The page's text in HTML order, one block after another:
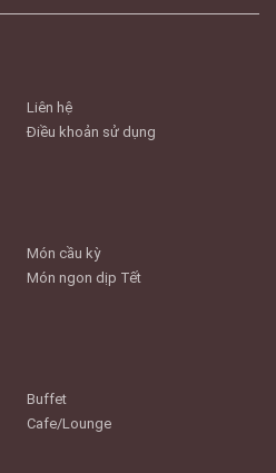
Liên hệ
Điều khoản sử dụng
Món cầu kỳ
Món ngon dịp Tết
Buffet
Cafe/Lounge